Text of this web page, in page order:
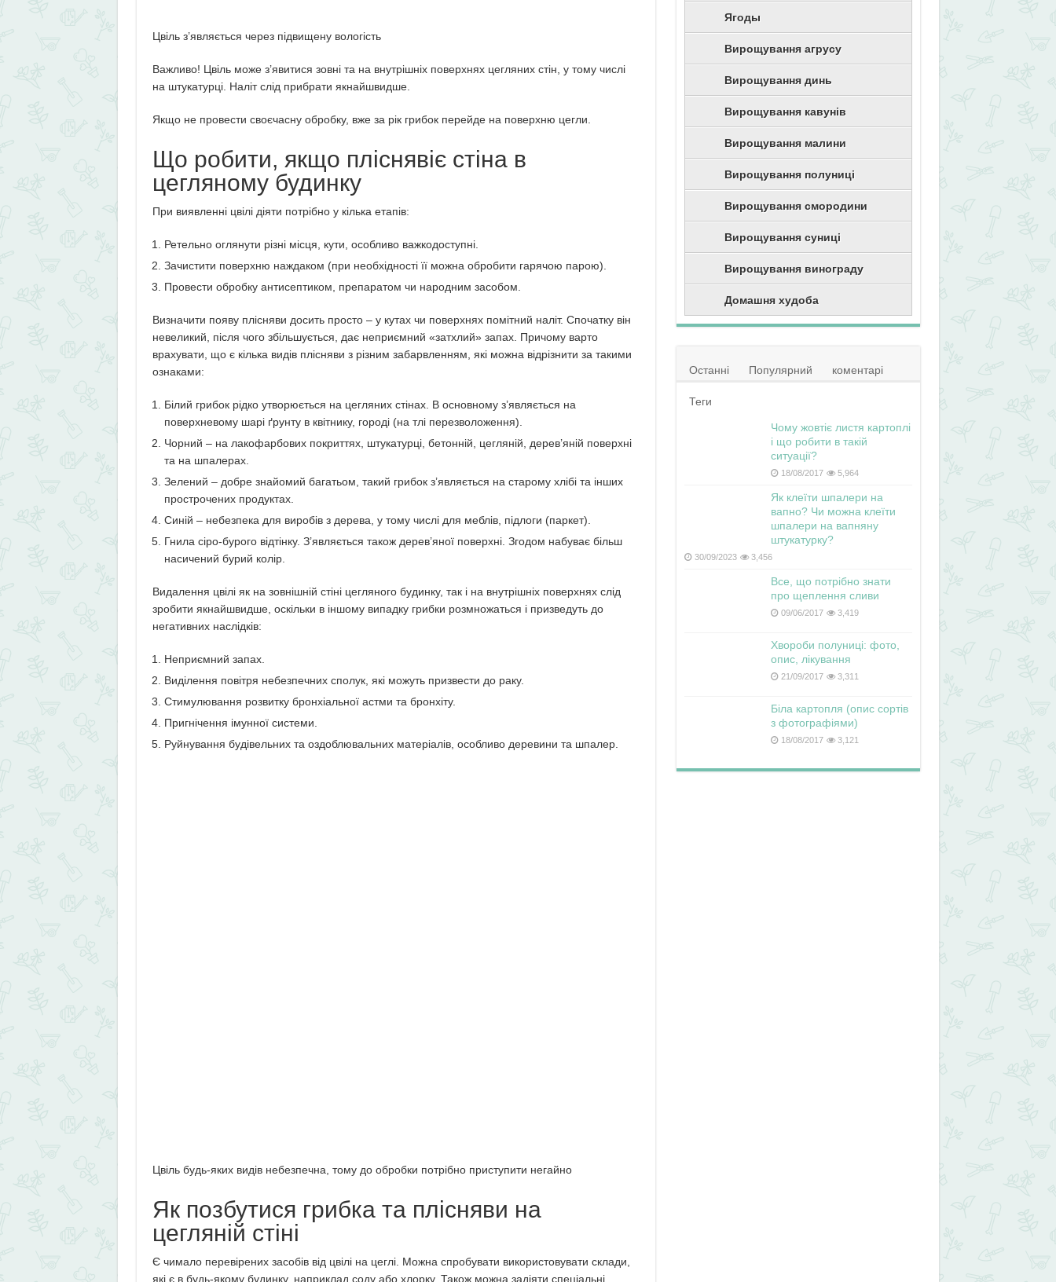
Цвіль з’являється через підвищену вологість
Важливо! Цвіль може з’явитися зовні та на внутрішніх поверхнях цегляних стін, у тому числі
на штукатурці. Наліт слід прибрати якнайшвидше.
Якщо не провести своєчасну обробку, вже за рік грибок перейде на поверхню цегли.
Що робити, якщо пліснявіє стіна в
цегляному будинку
При виявленні цвілі діяти потрібно у кілька етапів:
Ретельно оглянути різні місця, кути, особливо важкодоступні.
Зачистити поверхню наждаком (при необхідності її можна обробити гарячою парою).
Провести обробку антисептиком, препаратом чи народним засобом.
Визначити появу плісняви досить просто – у кутах чи поверхнях помітний наліт. Спочатку він
невеликий, після чого збільшується, дає неприємний «затхлий» запах. Причому варто
врахувати, що є кілька видів плісняви з різним забарвленням, які можна відрізнити за такими
ознаками:
Білий грибок рідко утворюється на цегляних стінах. В основному з’являється на
поверхневому шарі ґрунту в квітнику, городі (на тлі перезволоження).
Чорний – на лакофарбових покриттях, штукатурці, бетонній, цегляній, дерев’яній поверхні
та на шпалерах.
Зелений – добре знайомий багатьом, такий грибок з’являється на старому хлібі та інших
прострочених продуктах.
Синій – небезпека для виробів з дерева, у тому числі для меблів, підлоги (паркет).
Гнила сіро-бурого відтінку. З’являється також дерев’яної поверхні. Згодом набуває більш
насичений бурий колір.
Видалення цвілі як на зовнішній стіні цегляного будинку, так і на внутрішніх поверхнях слід
зробити якнайшвидше, оскільки в іншому випадку грибки розмножаться і призведуть до
негативних наслідків:
Неприємний запах.
Виділення повітря небезпечних сполук, які можуть призвести до раку.
Стимулювання розвитку бронхіальної астми та бронхіту.
Пригнічення імунної системи.
Руйнування будівельних та оздоблювальних матеріалів, особливо деревини та шпалер.
Цвіль будь-яких видів небезпечна, тому до обробки потрібно приступити негайно
Як позбутися грибка та плісняви на
цегляній стіні
Є чимало перевірених засобів від цвілі на цеглі. Можна спробувати використовувати склади,
які є в будь-якому будинку, наприклад соду або хлорку. Також можна задіяти спеціальні
Ягоды
Вирощування агрусу
Вирощування динь
Вирощування кавунів
Вирощування малини
Вирощування полуниці
Вирощування смородини
Вирощування суниці
Вирощування винограду
Домашня худоба
Останні Популярний коментарі
Теги
Чому жовтіє листя картоплі
і що робити в такій
ситуації?
18/08/2017 5,964
Як клеїти шпалери на
вапно? Чи можна клеїти
шпалери на вапняну
штукатурку?
30/09/2023 3,456
Все, що потрібно знати
про щеплення сливи
09/06/2017 3,419
Хвороби полуниці: фото,
опис, лікування
21/09/2017 3,311
Біла картопля (опис сортів
з фотографіями)
18/08/2017 3,121